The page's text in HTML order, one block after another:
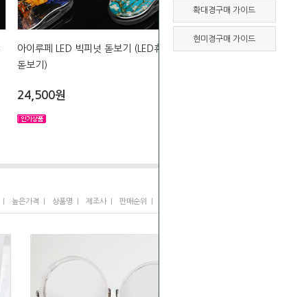
확대경구매 가이드
현미경구매 가이드
아이루페 LED 빅피넛 돋보기 (LED휴대용
돋보기)
24,500원
높은가격 상품명 제조사I 판매순위